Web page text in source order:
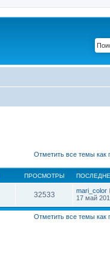
Отметить все темы как
ПРОСМОТРЫ
32533
mari_color
17 май
Отметить все темы как